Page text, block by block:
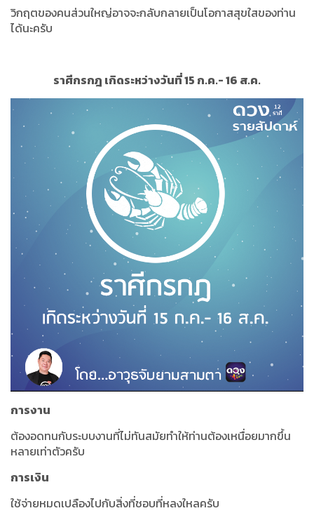
วิกฤตของคนส่วนใหญ่อาจจะกลับกลายเป็นโอกาสสุขใสของท่าน
ได้นะครับ
ราศีกรกฎ เกิดระหว่างวันที่ 15 ก.ค.- 16 ส.ค.
การงาน
ต้องอดทนกับระบบงานที่ไม่ทันสมัยทำให้ท่านต้องเหนื่อยมากขึ้น
หลายเท่าตัวครับ
การเงิน
ใช้จ่ายหมดเปลืองไปกับสิ่งที่ชอบที่หลงใหลครับ